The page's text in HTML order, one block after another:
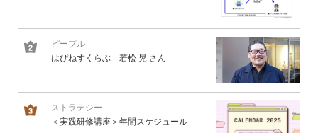
ピープル
はぴねすくらぶ 若松 晃 さん
ストラテジー
＜実践研修講座＞年間スケジュール